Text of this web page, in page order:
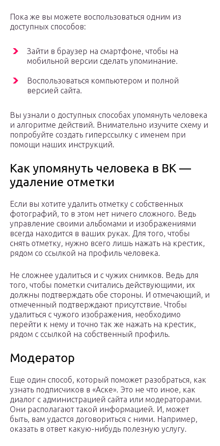
Пока же вы можете воспользоваться одним из
доступных способов:
Зайти в браузер на смартфоне, чтобы на
мобильной версии сделать упоминание.
Воспользоваться компьютером и полной
версией сайта.
Вы узнали о доступных способах упомянуть человека
и алгоритме действий. Внимательно изучите схему и
попробуйте создать гиперссылку с именем при
помощи наших инструкций.
Как упомянуть человека в ВК —
удаление отметки
Если вы хотите удалить отметку с собственных
фотографий, то в этом нет ничего сложного. Ведь
управление своими альбомами и изображениями
всегда находится в ваших руках. Для того, чтобы
снять отметку, нужно всего лишь нажать на крестик,
рядом со ссылкой на профиль человека.
Не сложнее удалиться и с чужих снимков. Ведь для
того, чтобы пометки считались действующими, их
должны подтверждать обе стороны. И отмечающий, и
отмеченный подтверждают присутствие. Чтобы
удалиться с чужого изображения, необходимо
перейти к нему и точно так же нажать на крестик,
рядом с ссылкой на собственный профиль.
Модератор
Еще один способ, который поможет разобраться, как
узнать подписчиков в «Аске». Это не что иное, как
диалог с администрацией сайта или модераторами.
Они располагают такой информацией. И, может
быть, вам удастся договориться с ними. Например,
оказать в ответ какую-нибудь полезную услугу.